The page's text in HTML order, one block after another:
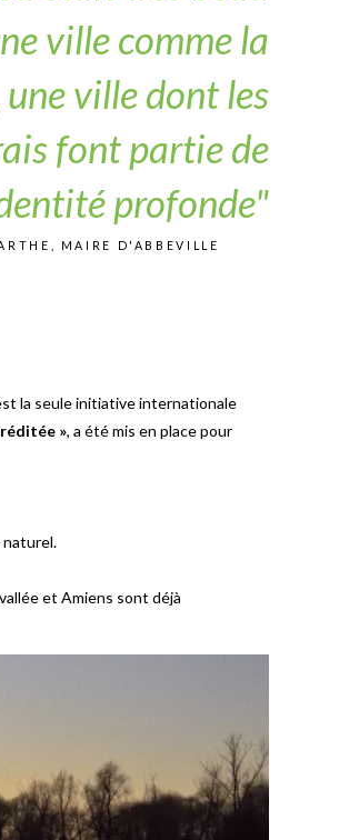
ville comme la
ville dont les
font partie de
profonde"
MAIRE D'ABBEVILLE
la seule initiative internationale
», a été mis en place pour
naturel.
et Amiens sont déjà